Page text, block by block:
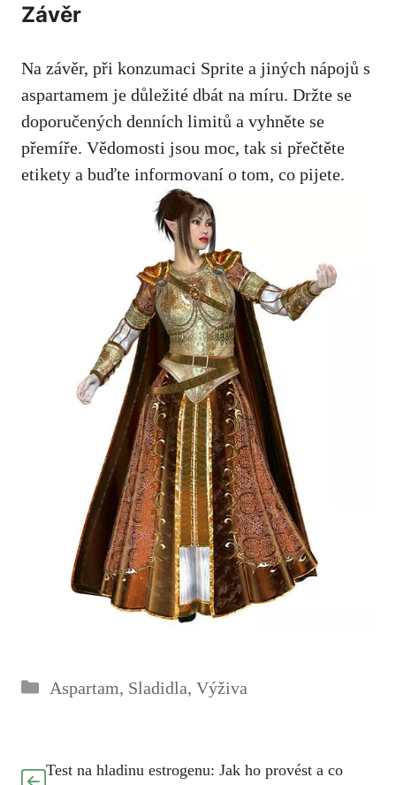
Závěr
Na závěr, při konzumaci Sprite a jiných nápojů s
aspartamem je důležité dbát na míru. Držte se
doporučených denních limitů a vyhněte se
přemíře. Vědomosti jsou moc, tak si přečtěte
etikety a buďte ⁤informovaní o tom, co pijete.
Rubriky
Aspartam, Sladidla, Výživa
Test na hladinu estrogenu: Jak ho provést a co